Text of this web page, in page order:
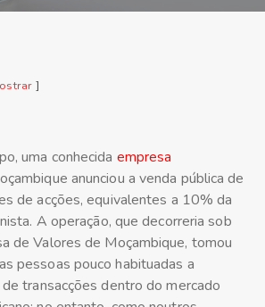
uma conhecida empresa
anunciou a venda pública de
de acções, equivalentes a 10% da
A operação, que decorreria sob
de Valores de Moçambique, tomou
pessoas pouco habituadas a
transacções dentro do mercado